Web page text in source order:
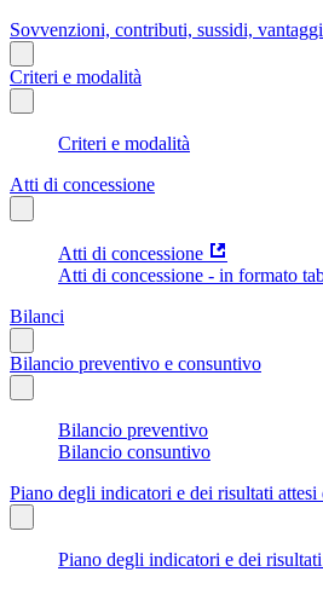
Sovvenzioni, contributi, sussidi,
Criteri e modalità
Criteri e modalità
Atti di concessione
Atti di concessione
Atti di concessione - in formato
Bilanci
Bilancio preventivo e consuntivo
Bilancio preventivo
Bilancio consuntivo
Piano degli indicatori e dei risultati
Piano degli indicatori e dei